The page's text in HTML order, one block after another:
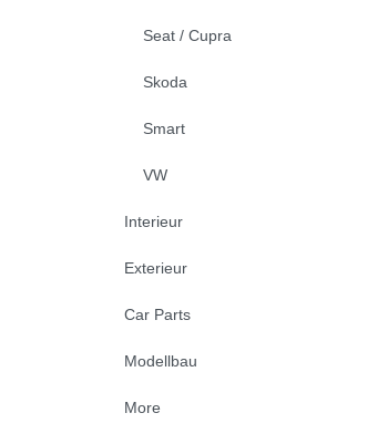
Seat / Cupra
Skoda
Smart
VW
Interieur
Exterieur
Car Parts
Modellbau
More